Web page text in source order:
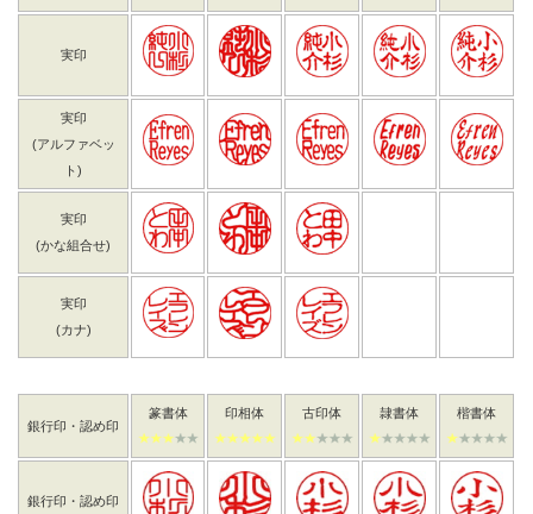
実印
実印
(アルファベッ
ト)
実印
(かな組合せ)
実印
(カナ)
銀行印・認め印
篆書体 印相体 古印体 隷書体 楷書体
銀行印・認め印